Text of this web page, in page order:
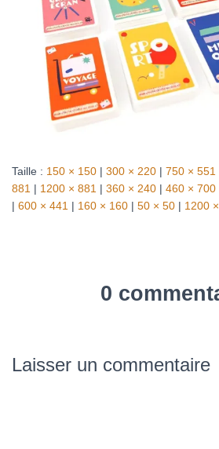
Taille : 150 × 150 | 300 × 220 | 750 × 551
881 | 1200 × 881 | 360 × 240 | 460 × 700
| 600 × 441 | 160 × 160 | 50 × 50 | 1200
0
Laisser un commentaire